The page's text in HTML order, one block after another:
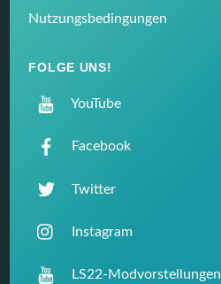
Nutzungsbedingungen
FOLGE UNS!
YouTube
Facebook
Twitter
Instagram
LS22-Modvorstellungen